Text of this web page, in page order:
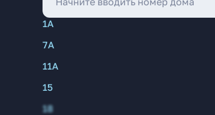
1А
7А
11А
15
18